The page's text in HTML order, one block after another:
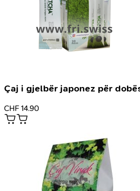
Çaj i gjelbër japonez për
CHF 14.90